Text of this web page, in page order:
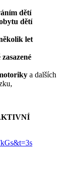
dětí
dětí
let
a dalších